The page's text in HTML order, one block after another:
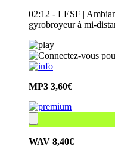
02:12 - LESF |
gyrobroyeur à mi-
MP3 3,60€
WAV 8,40€